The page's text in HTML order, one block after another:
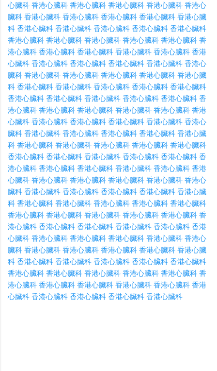
心臟科 香港心臟科 香港心臟科 香港心臟科 香港心臟科 香港心
臟科 香港心臟科 香港心臟科 香港心臟科 香港心臟科 香港心臟
科 香港心臟科 香港心臟科 香港心臟科 香港心臟科 香港心臟科
香港心臟科 香港心臟科 香港心臟科 香港心臟科 香港心臟科 香
港心臟科 香港心臟科 香港心臟科 香港心臟科 香港心臟科 香港
心臟科 香港心臟科 香港心臟科 香港心臟科 香港心臟科 香港心
臟科 香港心臟科 香港心臟科 香港心臟科 香港心臟科 香港心臟
科 香港心臟科 香港心臟科 香港心臟科 香港心臟科 香港心臟科
香港心臟科 香港心臟科 香港心臟科 香港心臟科 香港心臟科 香
港心臟科 香港心臟科 香港心臟科 香港心臟科 香港心臟科 香港
心臟科 香港心臟科 香港心臟科 香港心臟科 香港心臟科 香港心
臟科 香港心臟科 香港心臟科 香港心臟科 香港心臟科 香港心臟
科 香港心臟科 香港心臟科 香港心臟科 香港心臟科 香港心臟科
香港心臟科 香港心臟科 香港心臟科 香港心臟科 香港心臟科 香
港心臟科 香港心臟科 香港心臟科 香港心臟科 香港心臟科 香港
心臟科 香港心臟科 香港心臟科 香港心臟科 香港心臟科 香港心
臟科 香港心臟科 香港心臟科 香港心臟科 香港心臟科 香港心臟
科 香港心臟科 香港心臟科 香港心臟科 香港心臟科 香港心臟科
香港心臟科 香港心臟科 香港心臟科 香港心臟科 香港心臟科 香
港心臟科 香港心臟科 香港心臟科 香港心臟科 香港心臟科 香港
心臟科 香港心臟科 香港心臟科 香港心臟科 香港心臟科 香港心
臟科 香港心臟科 香港心臟科 香港心臟科 香港心臟科 香港心臟
科 香港心臟科 香港心臟科 香港心臟科 香港心臟科 香港心臟科
香港心臟科 香港心臟科 香港心臟科 香港心臟科 香港心臟科 香
港心臟科 香港心臟科 香港心臟科 香港心臟科 香港心臟科 香港
心臟科 香港心臟科 香港心臟科 香港心臟科 香港心臟科